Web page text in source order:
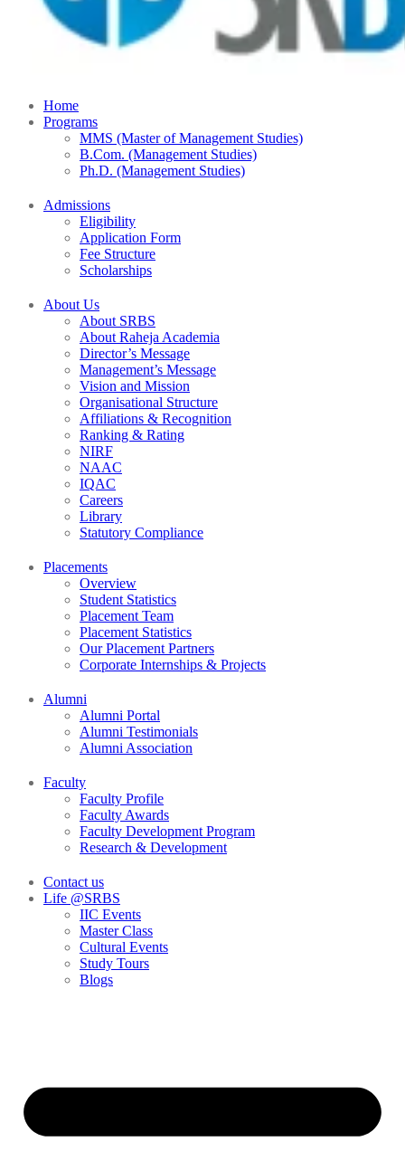
Home
Programs
MMS (Master of Management Studies)
B.Com. (Management Studies)
Ph.D. (Management Studies)
Admissions
Eligibility
Application Form
Fee Structure
Scholarships
About Us
About SRBS
About Raheja Academia
Director’s Message
Management’s Message
Vision and Mission
Organisational Structure
Affiliations & Recognition
Ranking & Rating
NIRF
NAAC
IQAC
Careers
Library
Statutory Compliance
Placements
Overview
Student Statistics
Placement Team
Placement Statistics
Our Placement Partners
Corporate Internships & Projects
Alumni
Alumni Portal
Alumni Testimonials
Alumni Association
Faculty
Faculty Profile
Faculty Awards
Faculty Development Program
Research & Development
Contact us
Life @SRBS
IIC Events
Master Class
Cultural Events
Study Tours
Blogs